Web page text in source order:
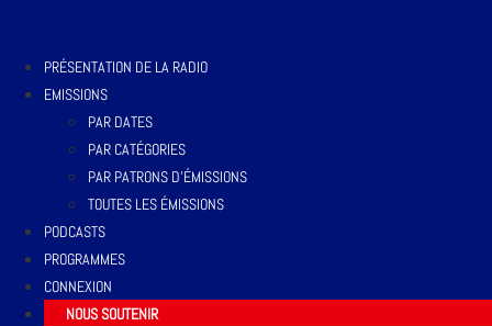
PRÉSENTATION DE LA RADIO
EMISSIONS
PAR DATES
PAR CATÉGORIES
PAR PATRONS D’ÉMISSIONS
TOUTES LES ÉMISSIONS
PODCASTS
PROGRAMMES
CONNEXION
NOUS SOUTENIR